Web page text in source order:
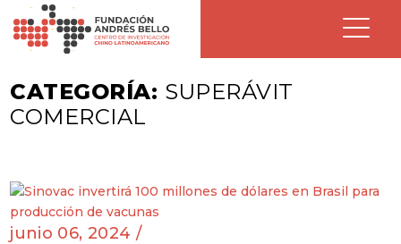
CATEGORÍA: SUPERÁVIT
COMERCIAL
junio 06, 2024 /